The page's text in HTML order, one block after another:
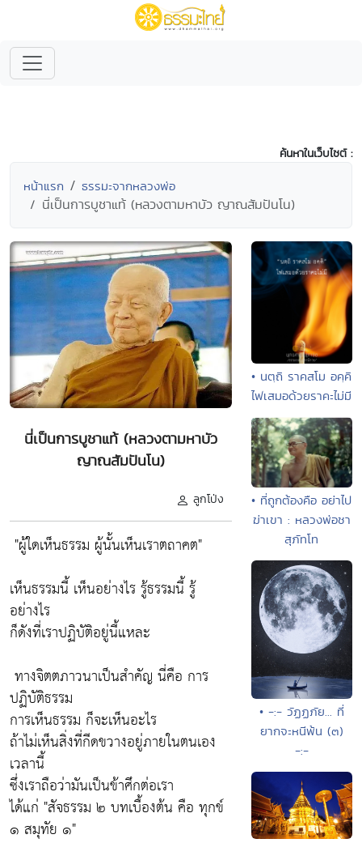
ค้นหาในเว็บไซต์ :
หน้าแรก ธรรมะจากหลวงพ่อ
นี่เป็นการบูชาแท้ (หลวงตามหาบัว ญาณสัมปันโน)
นี่เป็นการบูชาแท้ (หลวงตามหาบัว
ญาณสัมปันโน)
ลูกโป่ง
"ผู้ใดเห็นธรรม ผู้นั้นเห็นเราตถาคต"
เห็นธรรมนี้ เห็นอย่างไร รู้ธรรมนี้ รู้
อย่างไร
ก็ดังที่เราปฏิบัติอยู่นี้แหละ
ทางจิตตภาวนาเป็นสำคัญ นี่คือ การ
ปฏิบัติธรรม
การเห็นธรรม ก็จะเห็นอะไร
ถ้าไม่เห็นสิ่งที่กีดขวางอยู่ภายในตนเอง
เวลานี้
ซึ่งเราถือว่ามันเป็นข้าศึกต่อเรา
ได้แก่ "สัจธรรม ๒ บทเบื้องต้น คือ ทุกข์
๑ สมุทัย ๑"
• นตฺถิ ราคสโม อคฺคิ
ไฟเสมอด้วยราคะไม่มี
• ที่ถูกต้องคือ อย่าไป
ฆ่าเขา : หลวงพ่อชา
สุภัทโท
• -:- วัฏฏภัย... ที่
ยากจะหนีพ้น (๓)
-:-